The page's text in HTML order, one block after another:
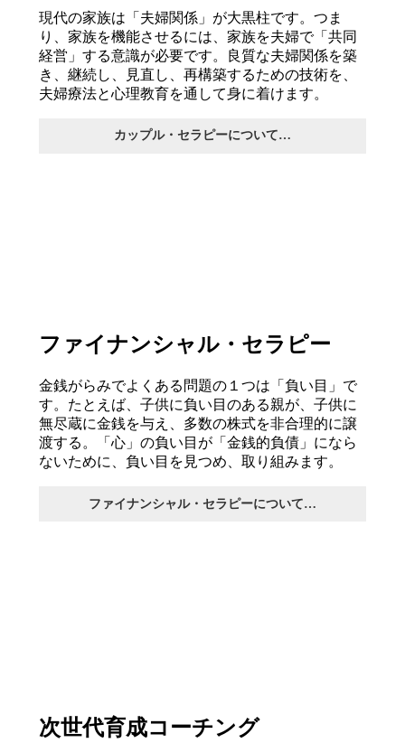
現代の家族は「夫婦関係」が大黒柱です。つま
り、家族を機能させるには、家族を夫婦で「共同
経営」する意識が必要です。良質な夫婦関係を築
き、継続し、見直し、再構築するための技術を、
夫婦療法と心理教育を通して身に着けます。
カップル・セラピーについて…
ファイナンシャル・セラピー
金銭がらみでよくある問題の１つは「負い目」で
す。たとえば、子供に負い目のある親が、子供に
無尽蔵に金銭を与え、多数の株式を非合理的に譲
渡する。「心」の負い目が「金銭的負債」になら
ないために、負い目を見つめ、取り組みます。
ファイナンシャル・セラピーについて…
次世代育成コーチング